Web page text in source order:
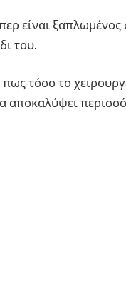
είναι ξαπλωμένος
του.
τόσο το